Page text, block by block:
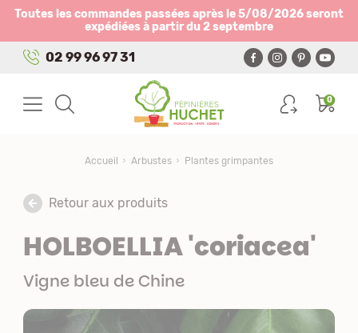
Toutes les commandes passées après le 5/08/2026 seront
expédiées à partir du 2 septembre
02 99 96 97 31
0
Accueil Arbustes Plantes grimpantes
Retour aux produits
HOLBOELLIA 'coriacea'
Vigne bleu de Chine
Panneau de gestion des cookies